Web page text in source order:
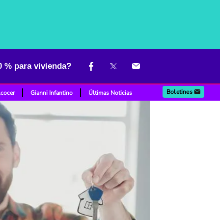
% para vivienda?
Gianni Infantino Últimas Noticias Boletines